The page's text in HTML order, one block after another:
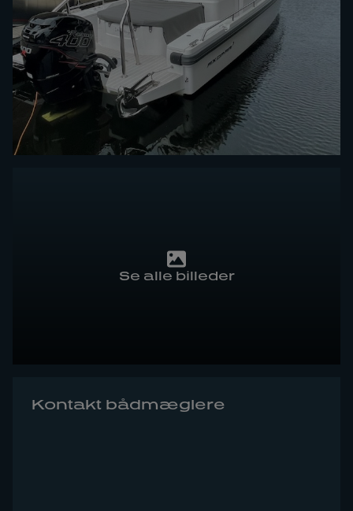
Se alle billeder
Kontakt bådmæglere